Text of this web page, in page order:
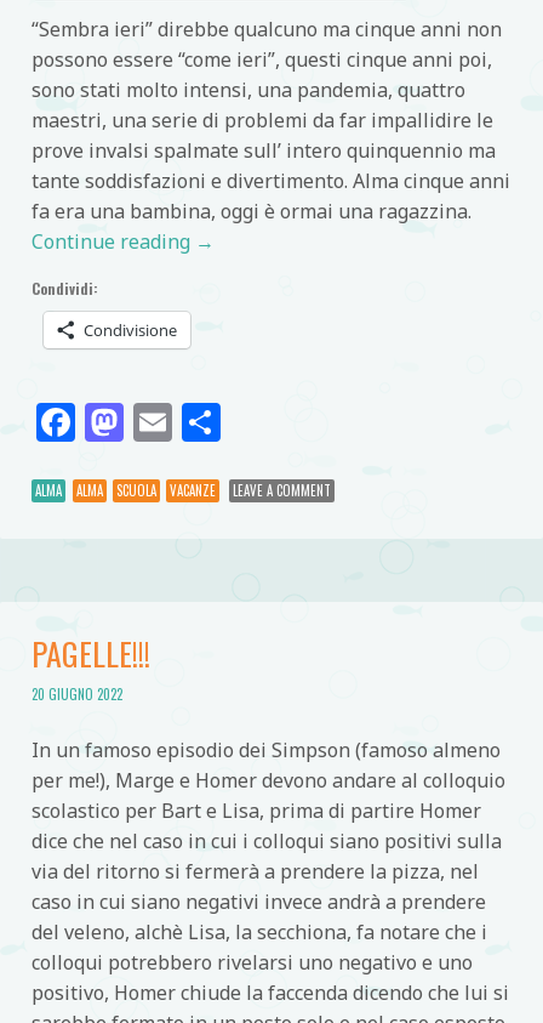
“Sembra ieri” direbbe qualcuno ma cinque anni non
possono essere “come ieri”, questi cinque anni poi,
sono stati molto intensi, una pandemia, quattro
maestri, una serie di problemi da far impallidire le
prove invalsi spalmate sull’ intero quinquennio ma
tante soddisfazioni e divertimento. Alma cinque anni
fa era una bambina, oggi è ormai una ragazzina.
Continue reading →
Condividi:
Condivisione
Facebook
Mastodon
Email
ALMA ALMA SCUOLA VACANZE LEAVE A COMMENT
PAGELLE!!!
20 GIUGNO 2022
In un famoso episodio dei Simpson (famoso almeno
per me!), Marge e Homer devono andare al colloquio
scolastico per Bart e Lisa, prima di partire Homer
dice che nel caso in cui i colloqui siano positivi sulla
via del ritorno si fermerà a prendere la pizza, nel
caso in cui siano negativi invece andrà a prendere
del veleno, alchè Lisa, la secchiona, fa notare che i
colloqui potrebbero rivelarsi uno negativo e uno
positivo, Homer chiude la faccenda dicendo che lui si